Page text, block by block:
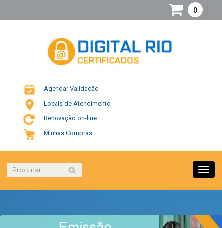
0
Agendar Validação
Locais de Atendimento
Renovação on-line
Minhas Compras